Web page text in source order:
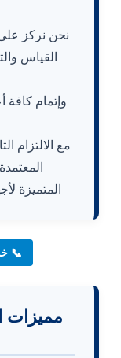
نحن نركز
القياس
وإتمام كافة
مع الالتزام
المتميزة
📞
مميزات